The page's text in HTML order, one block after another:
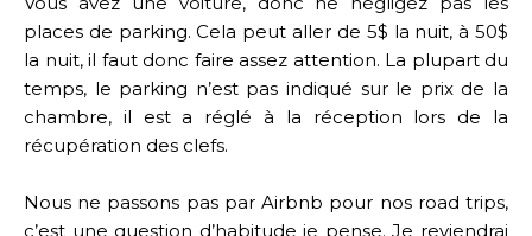
places de parking. Cela peut aller de 5$ la nuit, à 50$
la nuit, il faut donc faire assez attention. La plupart du
temps, le parking n’est pas indiqué sur le prix de la
chambre, il est a réglé à la réception lors de la
récupération des clefs.
Nous ne passons pas par Airbnb pour nos road trips,
c’est une question d’habitude je pense. Je reviendrai